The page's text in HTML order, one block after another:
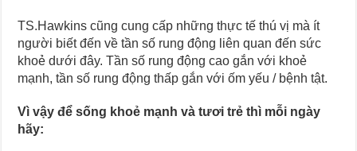
TS.Hawkins cũng cung cấp những thực tế thú vị mà ít
người biết đến về tần số rung động liên quan đến sức
khoẻ dưới đây. Tần số rung động cao gắn với khoẻ
mạnh, tần số rung động thấp gắn với ốm yếu / bệnh tật.
Vì vậy để sống khoẻ mạnh và tươi trẻ thì mỗi ngày
hãy: